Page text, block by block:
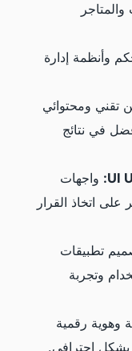
وأنظمة إدارة
تقني ومحتوائي
في نتائج
واجهات
اتخاذ القرار
تطبيقات
وتجربة
وهوية رقمية
بشكل احترافي.